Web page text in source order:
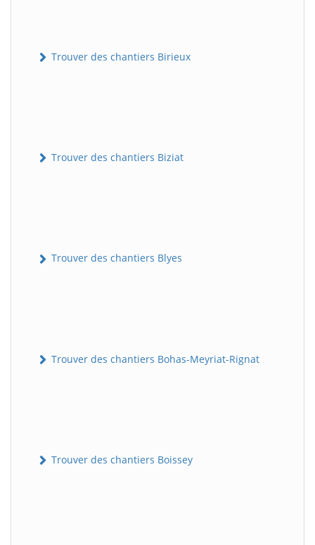
Trouver des chantiers Birieux
Trouver des chantiers Biziat
Trouver des chantiers Blyes
Trouver des chantiers Bohas-Meyriat-Rignat
Trouver des chantiers Boissey